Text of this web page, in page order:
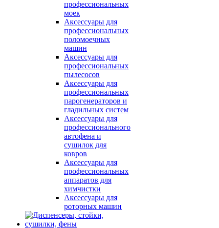
профессиональных
моек
Аксессуары для
профессиональных
поломоечных
машин
Аксессуары для
профессиональных
пылесосов
Аксессуары для
профессиональных
парогенераторов и
гладильных систем
Аксессуары для
профессионального
автофена и
сушилок для
ковров
Аксессуары для
профессиональных
аппаратов для
химчистки
Аксессуары для
роторных машин